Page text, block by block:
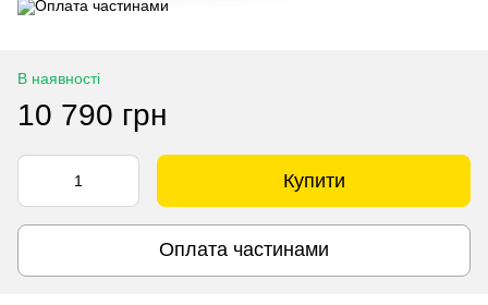
В наявності
10 790 грн
Купити
Оплата частинами